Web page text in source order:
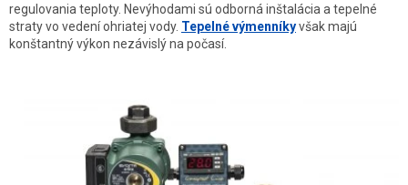
regulovania teploty. Nevýhodami sú odborná inštalácia a tepelné
straty vo vedení ohriatej vody. Tepelné výmenníkyvšak majú
konštantný výkon nezávislý na počasí.